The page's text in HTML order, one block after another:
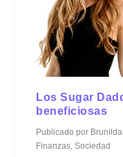
Los Sugar
beneficiosas
Publicado por
Finanzas,Sociedad